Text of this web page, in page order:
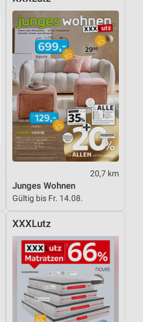
20,7 km
Junges Wohnen
Gültig bis Fr. 14.08.
XXXLutz